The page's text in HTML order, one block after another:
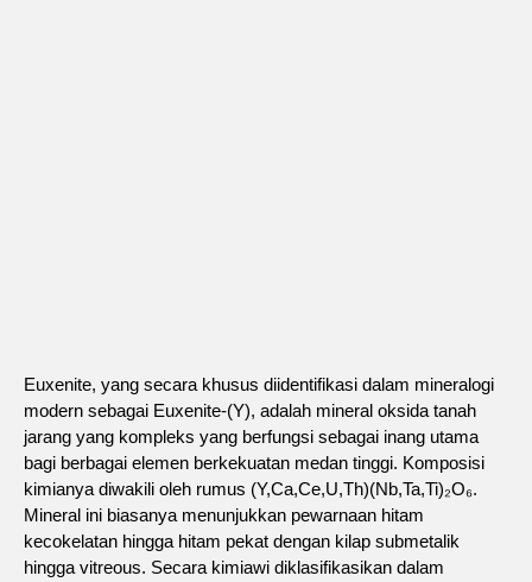
Euxenite, yang secara khusus diidentifikasi dalam mineralogi
modern sebagai Euxenite-(Y), adalah mineral oksida tanah
jarang yang kompleks yang berfungsi sebagai inang utama
bagi berbagai elemen berkekuatan medan tinggi. Komposisi
kimianya diwakili oleh rumus (Y,Ca,Ce,U,Th)(Nb,Ta,Ti)₂O₆.
Mineral ini biasanya menunjukkan pewarnaan hitam
kecokelatan hingga hitam pekat dengan kilap submetalik
hingga vitreous. Secara kimiawi diklasifikasikan dalam